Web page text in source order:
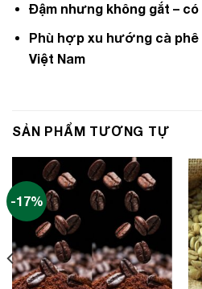
Đậm nhưng không gắt – có
Phù hợp xu hướng cà
Việt Nam
SẢN PHẨM TƯƠNG TỰ
-17%